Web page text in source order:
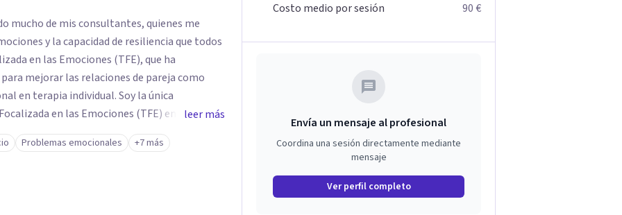
mucho de mis consultantes, quienes me
y la capacidad de resiliencia que todos
en las Emociones (TFE), que ha
mejorar las relaciones de pareja como
individual. Soy la única
en las Emociones (TFE) en España,
La TFE ha demostrado una mejora
75% de éxito y felicidad duradera. Este
leer más
Problemas emocionales +7 más
Costo medio por sesión
90 €
Envía un mensaje al profesional
Coordina una sesión directamente mediante
mensaje
Ver perfil completo